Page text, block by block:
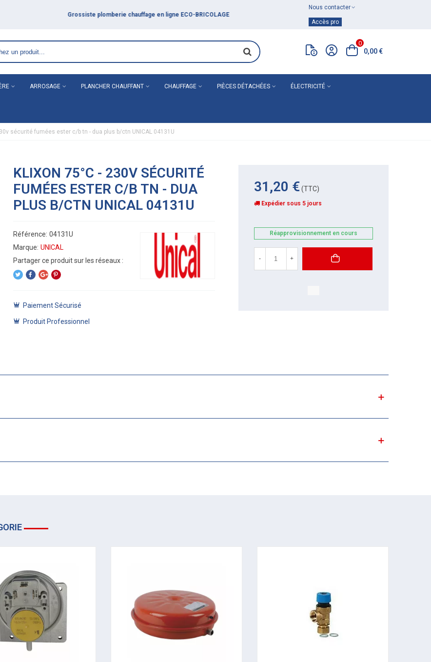
Nous contacter
Accès pro
0
0,00 €
ARROSAGE PLANCHER CHAUFFANT CHAUFFAGE PIÈCES DÉTACHÉES ÉLECTRICITÉ
sécurité fumées ester c/b tn - dua plus b/ctn UNICAL 04131U
KLIXON 75°C - 230V SÉCURITÉ
FUMÉES ESTER C/B TN - DUA
PLUS B/CTN UNICAL 04131U
Référence: 04131U
Marque: UNICAL
Paiement Sécurisé
Produit Professionnel
31,20 €(TTC)
Expédier sous 5 jours
Réapprovisionnement en cours
- +